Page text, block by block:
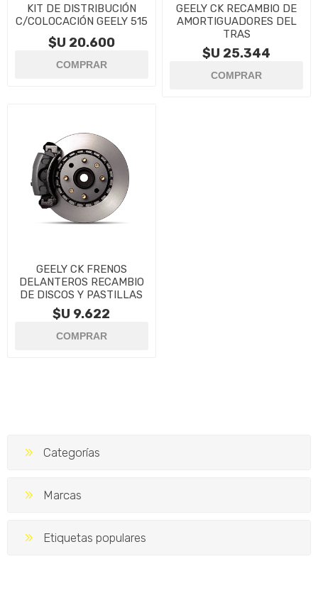
KIT DE DISTRIBUCIÓN
C/COLOCACIÓN GEELY 515
$U 20.600
GEELY CK RECAMBIO DE
AMORTIGUADORES DEL
TRAS
$U 25.344
GEELY CK FRENOS
DELANTEROS RECAMBIO
DE DISCOS Y PASTILLAS
$U 9.622
Categorías
Marcas
Etiquetas populares